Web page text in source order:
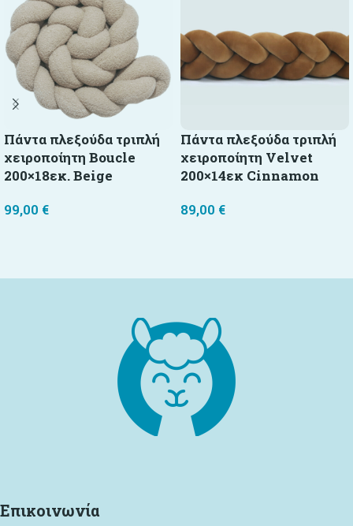
Πάντα πλεξούδα τριπλή
χειροποίητη Boucle
200×18εκ. Beige
99,00 €
Πάντα πλεξούδα τριπλή
χειροποίητη Velvet
200×14εκ Cinnamon
89,00 €
Επικοινωνία